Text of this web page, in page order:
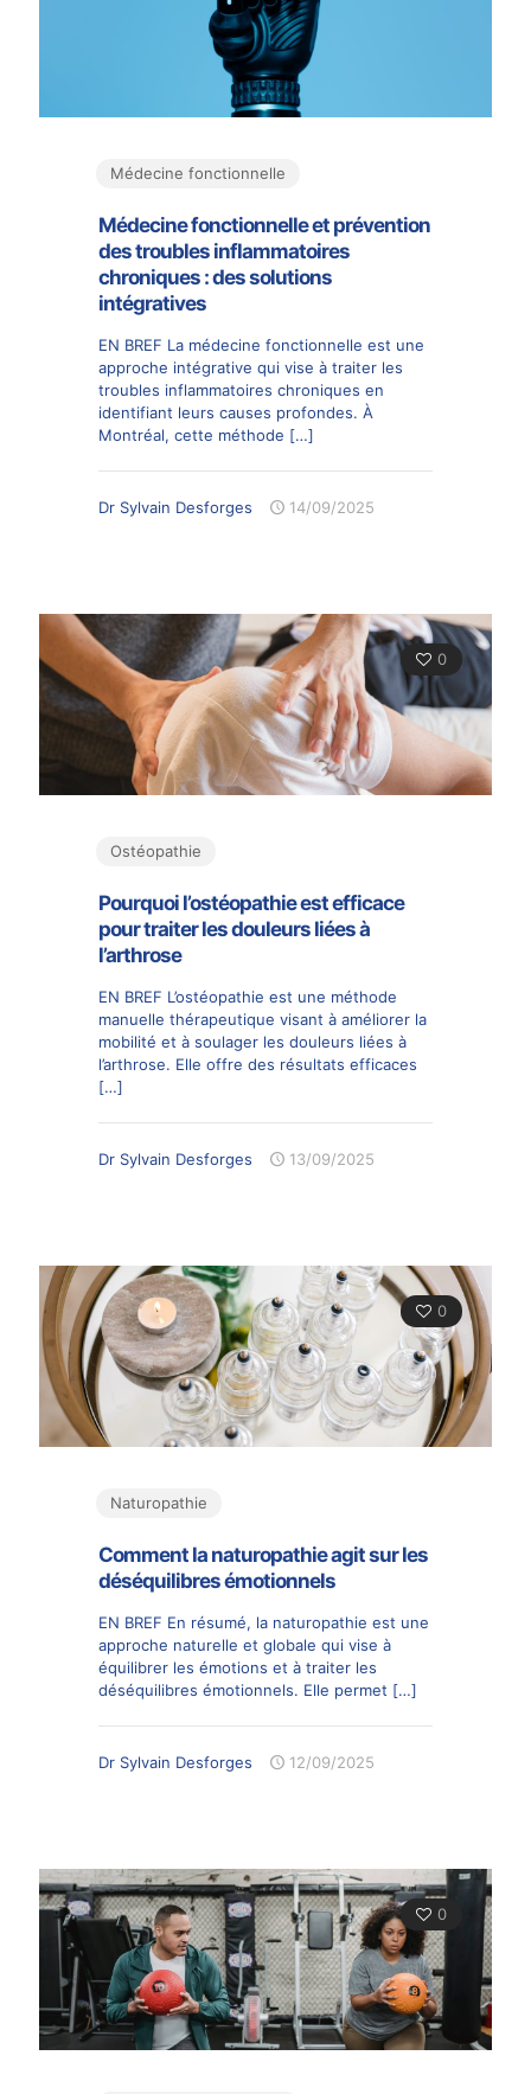
Médecine fonctionnelle
Médecine fonctionnelle et prévention
des troubles inflammatoires
chroniques : des solutions
intégratives
EN BREF La médecine fonctionnelle est une
approche intégrative qui vise à traiter les
troubles inflammatoires chroniques en
identifiant leurs causes profondes. À
Montréal, cette méthode […]
Dr Sylvain Desforges 14/09/2025
0
Ostéopathie
Pourquoi l’ostéopathie est efficace
pour traiter les douleurs liées à
l’arthrose
EN BREF L’ostéopathie est une méthode
manuelle thérapeutique visant à améliorer la
mobilité et à soulager les douleurs liées à
l’arthrose. Elle offre des résultats efficaces
[…]
Dr Sylvain Desforges 13/09/2025
0
Naturopathie
Comment la naturopathie agit sur les
déséquilibres émotionnels
EN BREF En résumé, la naturopathie est une
approche naturelle et globale qui vise à
équilibrer les émotions et à traiter les
déséquilibres émotionnels. Elle permet […]
Dr Sylvain Desforges 12/09/2025
0